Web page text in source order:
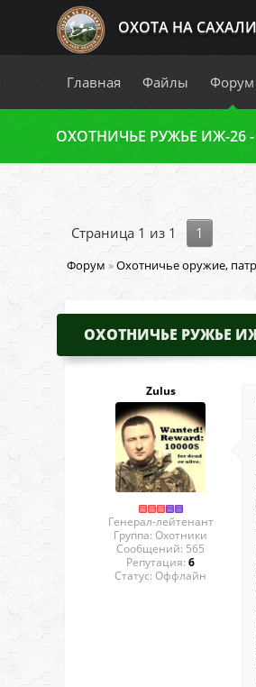
ОХОТА НА
Главная Файлы Форум
ОХОТНИЧЬЕ РУЖЬЕ ИЖ-26
Страница 1 из 1 1
Форум »Охотничье оружие,
ОХОТНИЧЬЕ РУЖЬЕ
Zulus
Генерал-лейтенант
Группа: Охотники
Сообщений: 565
Репутация: 6
Статус: Оффлайн